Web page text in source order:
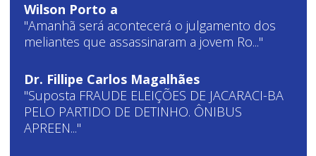
Wilson Porto a
"Amanhã será acontecerá o julgamento dos
meliantes que assassinaram a jovem Ro..."
Dr. Fillipe Carlos Magalhães
"Suposta FRAUDE ELEIÇÕES DE JACARACI-BA
PELO PARTIDO DE DETINHO. ÔNIBUS
APREEN..."